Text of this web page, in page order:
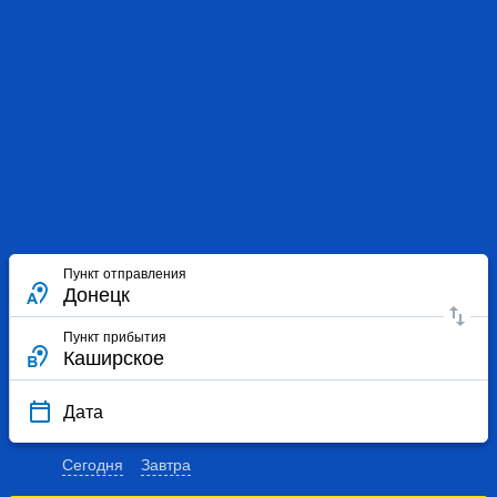
Пункт отправления
Пункт прибытия
Дата
Сегодня Завтра